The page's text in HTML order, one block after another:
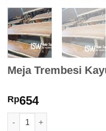
Meja Trembesi
Rp654
Meja Trembesi Kayu Besar